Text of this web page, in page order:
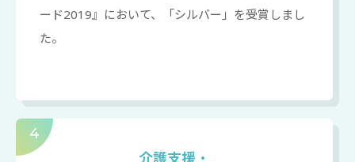
ード2019』において、「シルバー」を受賞しまし
た。
4
介護支援・